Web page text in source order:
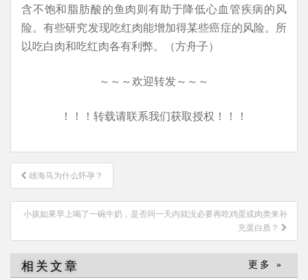
含不饱和脂肪酸的鱼肉则有助于降低心血管疾病的风
险。有些研究发现吃红肉能增加得某些癌症的风险。所
以吃白肉和吃红肉各有利弊。（方舟子）
～～～欢迎转发～～～
！！！转载请联系我们获取授权！！！
文
章
导
雄海马为什么怀孕？
小孩如果早上喝了一碗牛奶，是否同一天内就没必要再吃鸡蛋或肉类来补
充蛋白质？
相关文章 更多 »